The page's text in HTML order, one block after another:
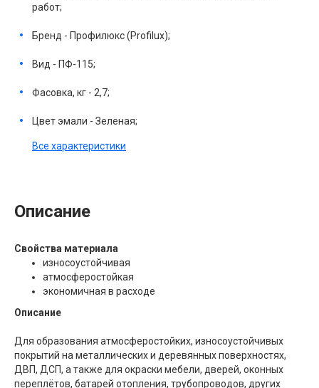
работ;
Бренд - Профилюкс (Profilux);
Вид - ПФ-115;
Фасовка, кг - 2,7;
Цвет эмали - Зеленая;
Все характеристики
Описание
Свойства материала
износоустойчивая
атмосферостойкая
экономичная в расходе
Описание
Для образования атмосферостойких, износоустойчивых
покрытий на металлических и деревянных поверхностях,
ДВП, ДСП, а также для окраски мебели, дверей, оконных
переплётов, батарей отопления, трубопроводов, других